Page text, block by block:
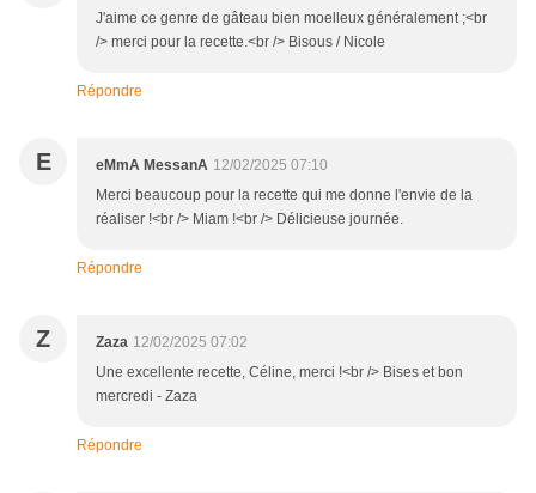
J'aime ce genre de gâteau bien moelleux généralement ;<br
/> merci pour la recette.<br /> Bisous / Nicole
Répondre
E eMmA MessanA 12/02/2025 07:10
Merci beaucoup pour la recette qui me donne l'envie de la
réaliser !<br /> Miam !<br /> Délicieuse journée.
Répondre
Z Zaza 12/02/2025 07:02
Une excellente recette, Céline, merci !<br /> Bises et bon
mercredi - Zaza
Répondre